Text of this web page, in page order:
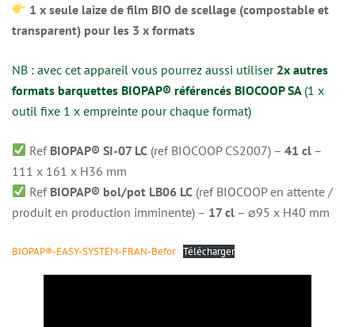
1 x seule laize de film BIO de scellage (compostable et
transparent) pour les 3 x formats
NB : avec cet appareil vous pourrez aussi utiliser 2x autres
formats barquettes BIOPAP® référencés BIOCOOP SA (1 x
outil fixe 1 x empreinte pour chaque format)
Ref BIOPAP® SI-07 LC (ref BIOCOOP CS2007) –41 cl –
111 x 161 x H36 mm
Ref BIOPAP® bol/pot LB06 LC (ref BIOCOOP en attente /
produit en production imminente) – 17 cl – ⌀95 x H40 mm
BIOPAP®-EASY-SYSTEM-FRAN-Befor Télécharger